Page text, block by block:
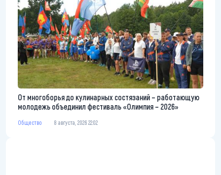
От многоборья до кулинарных состязаний – работающую
молодежь объединил фестиваль «Олимпия – 2026»
Общество 8 августа, 2026 22:02